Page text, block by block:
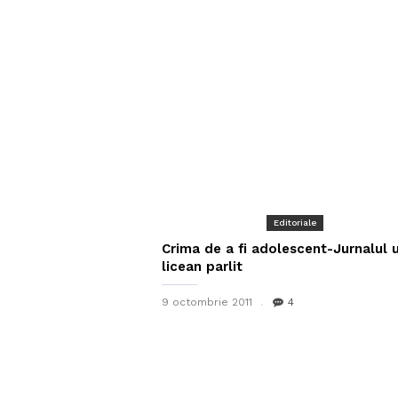
Editoriale
Crima de a fi adolescent-Jurnalul
licean parlit
9 octombrie 2011 4